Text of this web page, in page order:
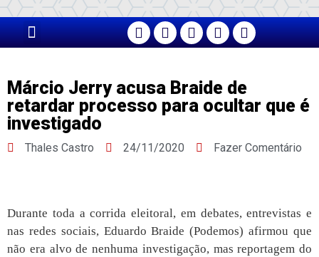
Márcio Jerry acusa Braide de
retardar processo para ocultar que é
investigado
Thales Castro 24/11/2020 Fazer Comentário
Durante toda a corrida eleitoral, em debates, entrevistas e
nas redes sociais, Eduardo Braide (Podemos) afirmou que
não era alvo de nenhuma investigação, mas reportagem do